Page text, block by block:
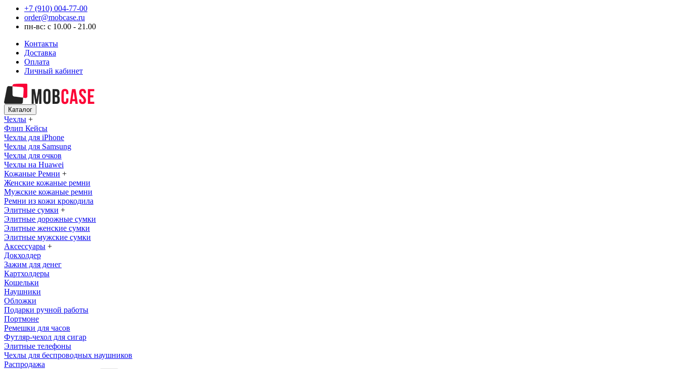
+7 (910) 004-77-00
order@mobcase.ru
пн-вс: с 10.00 - 21.00
Контакты
Доставка
Оплата
Личный кабинет
Каталог
Чехлы +
Флип Кейсы
Чехлы для iPhone
Чехлы для Samsung
Чехлы для очков
Чехлы на Huawei
Кожаные Ремни +
Женские кожаные ремни
Мужские кожаные ремни
Ремни из кожи крокодила
Элитные сумки +
Элитные дорожные сумки
Элитные женские сумки
Элитные мужские сумки
Аксессуары +
Докхолдер
Зажим для денег
Картхолдеры
Кошельки
Наушники
Обложки
Подарки ручной работы
Портмоне
Ремешки для часов
Футляр-чехол для сигар
Элитные телефоны
Чехлы для беспроводных наушников
Распродажа